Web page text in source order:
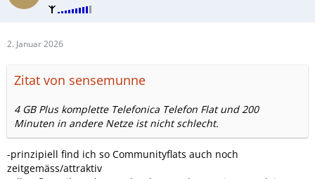
2. Januar 2026
Zitat von sensemunne
4 GB Plus komplette Telefonica Telefon Flat und 200
Minuten in andere Netze ist nicht schlecht.
-prinzipiell find ich so Communityflats auch noch
zeitgemäss/attraktiv